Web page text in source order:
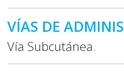
VÍAS DE
Vía Subcutánea.